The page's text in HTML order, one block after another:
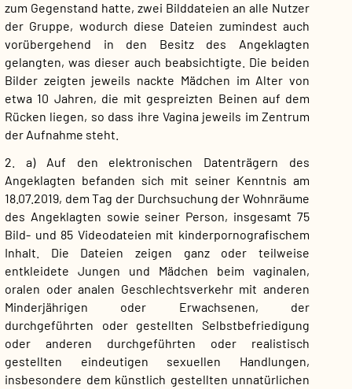
zum Gegenstand hatte, zwei Bilddateien an alle Nutzer
der Gruppe, wodurch diese Dateien zumindest auch
vorübergehend in den Besitz des Angeklagten
gelangten, was dieser auch beabsichtigte. Die beiden
Bilder zeigten jeweils nackte Mädchen im Alter von
etwa 10 Jahren, die mit gespreizten Beinen auf dem
Rücken liegen, so dass ihre Vagina jeweils im Zentrum
der Aufnahme steht.
2. a) Auf den elektronischen Datenträgern des
Angeklagten befanden sich mit seiner Kenntnis am
18.07.2019, dem Tag der Durchsuchung der Wohnräume
des Angeklagten sowie seiner Person, insgesamt 75
Bild- und 85 Videodateien mit kinderpornografischem
Inhalt. Die Dateien zeigen ganz oder teilweise
entkleidete Jungen und Mädchen beim vaginalen,
oralen oder analen Geschlechtsverkehr mit anderen
Minderjährigen oder Erwachsenen, der
durchgeführten oder gestellten Selbstbefriedigung
oder anderen durchgeführten oder realistisch
gestellten eindeutigen sexuellen Handlungen,
insbesondere dem künstlich gestellten unnatürlichen